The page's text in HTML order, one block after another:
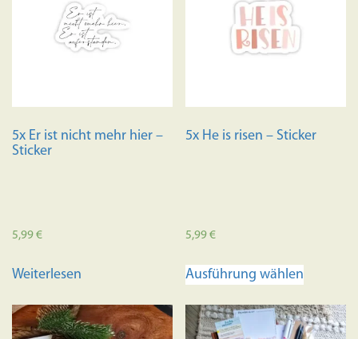
5x Er ist nicht mehr hier –
Sticker
5,99€
Weiterlesen
5x He is risen – Sticker
5,99€
Ausführung wählen
mehrere